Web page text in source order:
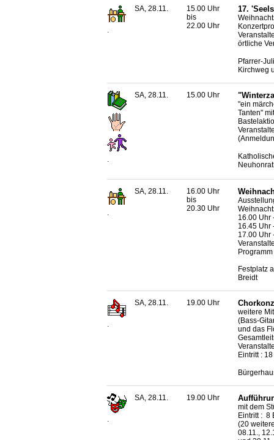
.
SA, 28.11.
15.00 Uhr
bis
22.00 Uhr
17.
örtliche
Pfarrer-
Kirchweg
.
SA, 28.11. 15.00 Uhr
"ein
Tanten"
SA, 28.11.
16.00 Uhr
bis
20.30 Uhr
16.00 Uhr
16.45 Uhr
17.00 Uhr
Festplatz
Breidt
.
SA, 28.11. 19.00 Uhr
weitere
(Bass-
und das
Eintritt :
.
SA, 28.11. 19.00 Uhr
mit dem
Eintritt : 8
(20
08.11.,